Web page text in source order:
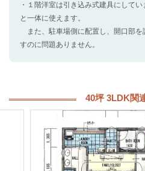
・１階洋室は引き込み式建具にして
と一体に使えます。
また、駐車場側に配置し、開口部を
すのに問題ありません。
40坪 3LDK関